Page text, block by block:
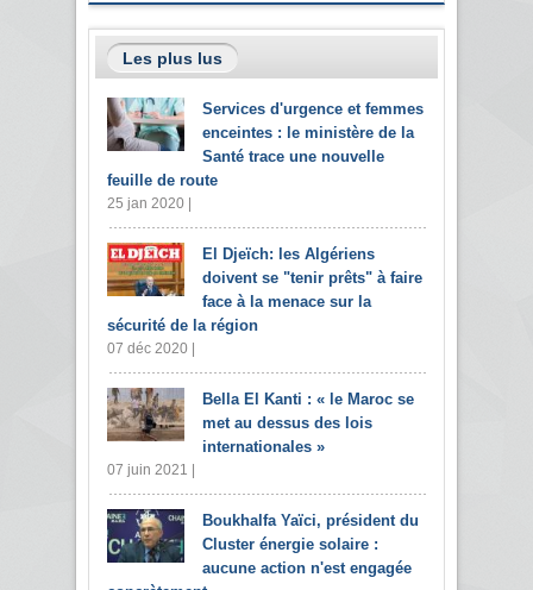
Les plus lus
Services d'urgence et femmes
enceintes : le ministère de la
Santé trace une nouvelle
feuille de route
25 jan 2020 |
El Djeïch: les Algériens
doivent se "tenir prêts" à faire
face à la menace sur la
sécurité de la région
07 déc 2020 |
Bella El Kanti : « le Maroc se
met au dessus des lois
internationales »
07 juin 2021 |
Boukhalfa Yaïci, président du
Cluster énergie solaire :
aucune action n'est engagée